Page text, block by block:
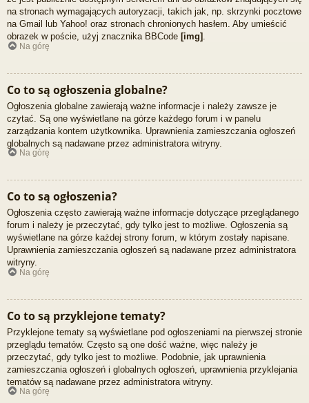
na stronach wymagających autoryzacji, takich jak, np. skrzynki pocztowe
na Gmail lub Yahoo! oraz stronach chronionych hasłem. Aby umieścić
obrazek w poście, użyj znacznika BBCode [img] .
Na górę
Co to są ogłoszenia globalne?
Ogłoszenia globalne zawierają ważne informacje i należy zawsze je
czytać. Są one wyświetlane na górze każdego forum i w panelu
zarządzania kontem użytkownika. Uprawnienia zamieszczania ogłoszeń
globalnych są nadawane przez administratora witryny.
Na górę
Co to są ogłoszenia?
Ogłoszenia często zawierają ważne informacje dotyczące przeglądanego
forum i należy je przeczytać, gdy tylko jest to możliwe. Ogłoszenia są
wyświetlane na górze każdej strony forum, w którym zostały napisane.
Uprawnienia zamieszczania ogłoszeń są nadawane przez administratora
witryny.
Na górę
Co to są przyklejone tematy?
Przyklejone tematy są wyświetlane pod ogłoszeniami na pierwszej stronie
przeglądu tematów. Często są one dość ważne, więc należy je
przeczytać, gdy tylko jest to możliwe. Podobnie, jak uprawnienia
zamieszczania ogłoszeń i globalnych ogłoszeń, uprawnienia przyklejania
tematów są nadawane przez administratora witryny.
Na górę